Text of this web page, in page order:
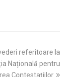
referitoare la
Națională pentru
Contestațiilor